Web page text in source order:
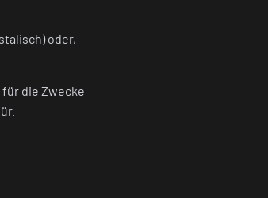
oder,
die Zwecke